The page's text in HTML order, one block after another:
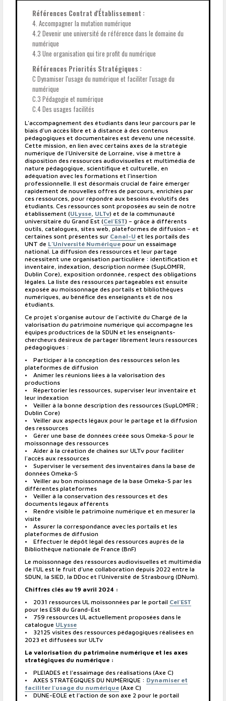
Références Contrat d'Établissement :
4. Accompagner la mutation numérique
4.2 Devenir une université de référence dans le domaine du
numérique
4.3 Une organisation qui tire profit du numérique
Références Priorités Stratégiques :
C Dynamiser l'usage du numérique et faciliter l'usage du
numérique
C.3 Pédagogie et numérique
C.4 Des usages facilités
L'accompagnement des étudiants dans leur parcours par le
biais d'un accès libre et à distance à des contenus
pédagogiques et documentaires est devenu une nécessité.
Cette mission, en lien avec certains axes de la stratégie
numérique de l'Université de Lorraine, vise à mettre à
disposition des ressources audiovisuelles et multimédia de
nature pédagogique, scientifique et culturelle, en
adéquation avec les formations et l'insertion
professionnelle. Il est désormais crucial de faire émerger
rapidement de nouvelles offres de parcours, enrichies par
ces ressources, pour répondre aux besoins évolutifs des
étudiants. Ces ressources sont proposées au sein de notre
établissement (ULysse, ULTv) et de la communauté
universitaire du Grand Est (Cel'EST) – grâce à différents
outils, catalogues, sites web, plateformes de diffusion – et
certaines sont présentes sur Canal-U et les portails des
UNT de L’Université Numérique pour un essaimage
national. La diffusion des ressources et leur partage
nécessitent une organisation particulière : identification et
inventaire, indexation, description normée (SupLOMFR,
Dublin Core), exposition ordonnée, respect des obligations
légales. La liste des ressources partageables est ensuite
exposée au moissonnage des portails et bibliothèques
numériques, au bénéfice des enseignants et de nos
étudiants.
Ce projet s'organise autour de l'activité du Chargé de la
valorisation du patrimoine numérique qui accompagne les
équipes productrices de la SDUN et les enseignants-
chercheurs désireux de partager librement leurs ressources
pédagogiques :
• Participer à la conception des ressources selon les
plateformes de diffusion
• Animer les réunions liées à la valorisation des
productions
• Répertorier les ressources, superviser leur inventaire et
leur indexation
• Veiller à la bonne description des ressources (SupLOMFR ;
Dublin Core)
• Veiller aux aspects légaux pour le partage et la diffusion
des ressources
• Gérer une base de données créée sous Omeka-S pour le
moissonnage des ressources
• Aider à la création de chaînes sur ULTv pour faciliter
l'accès aux ressources
• Superviser le versement des inventaires dans la base de
données Omeka-S
• Veiller au bon moissonnage de la base Omeka-S par les
différentes plateformes
• Veiller à la conservation des ressources et des
documents légaux afférents
• Rendre visible le patrimoine numérique et en mesurer la
visite
• Assurer la correspondance avec les portails et les
plateformes de diffusion
• Effectuer le dépôt légal des ressources auprès de la
Bibliothèque nationale de France (BnF)
Le moissonnage des ressources audiovisuelles et multimédia
de l’UL est le fruit d’une collaboration depuis 2022 entre la
SDUN, la SIED, la DDoc et l'Université de Strasbourg (DNum).
Chiffres clés au 19 avril 2024 :
• 2031 ressources UL moissonnées par le portail Cel'EST
pour les ESR du Grand-Est
• 759 ressources UL actuellement proposées dans le
catalogue ULysse
• 32125 visites des ressources pédagogiques réalisées en
2023 et diffusées sur ULTv
La valorisation du patrimoine numérique et les axes
stratégiques du numérique :
• PLEIADES et l'essaimage des réalisations (Axe C)
• AXES STRATÉGIQUES DU NUMÉRIQUE : Dynamiser et
faciliter l'usage du numérique (Axe C)
• DUNE-EOLE et l’action de son axe 2 pour le portail